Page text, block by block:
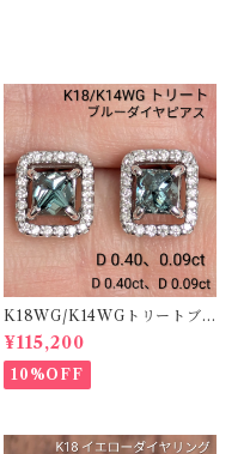
K18WG/K14WGトリートブ
ルーダイヤピアス 【PRO20
8939】
¥115,200
10%OFF